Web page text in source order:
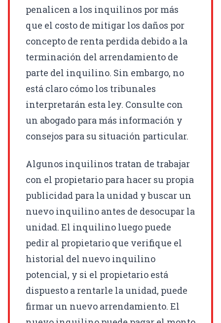
penalicen a los inquilinos por más
que el costo de mitigar los daños por
concepto de renta perdida debido a la
terminación del arrendamiento de
parte del inquilino. Sin embargo, no
está claro cómo los tribunales
interpretarán esta ley. Consulte con
un abogado para más información y
consejos para su situación particular.
Algunos inquilinos tratan de trabajar
con el propietario para hacer su propia
publicidad para la unidad y buscar un
nuevo inquilino antes de desocupar la
unidad. El inquilino luego puede
pedir al propietario que verifique el
historial del nuevo inquilino
potencial, y si el propietario está
dispuesto a rentarle la unidad, puede
firmar un nuevo arrendamiento. El